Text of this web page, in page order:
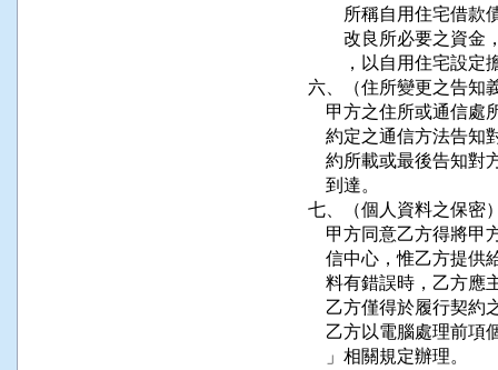
所稱自用住宅
改良所必要之
，以自用住宅設
六、（住所
甲方之住所或通信
約定之通信方法告
約所載或最後告知
七、（個人
甲方同意乙方得將
信中心，惟乙方提
料有錯誤時，
乙方僅得於履行契
乙方以電腦處理前
」相關